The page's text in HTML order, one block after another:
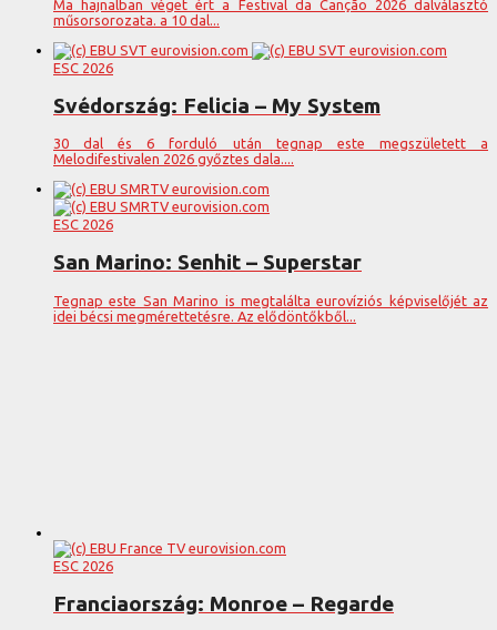
Ma hajnalban véget ért a Festival da Canção 2026 dalválasztó
műsorsorozata. a 10 dal...
ESC 2026
Svédország: Felicia – My System
30 dal és 6 forduló után tegnap este megszületett a
Melodifestivalen 2026 győztes dala....
ESC 2026
San Marino: Senhit – Superstar
Tegnap este San Marino is megtalálta eurovíziós képviselőjét az
idei bécsi megmérettetésre. Az elődöntőkből...
ESC 2026
Franciaország: Monroe – Regarde